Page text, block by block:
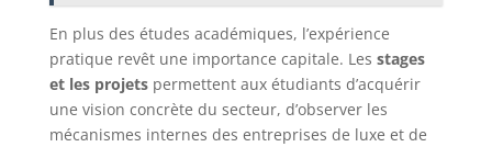
En plus des études académiques, l’expérience
pratique revêt une importance capitale. Les stages
et les projetspermettent aux étudiants d’acquérir
une vision concrète du secteur, d’observer les
mécanismes internes des entreprises de luxe et de